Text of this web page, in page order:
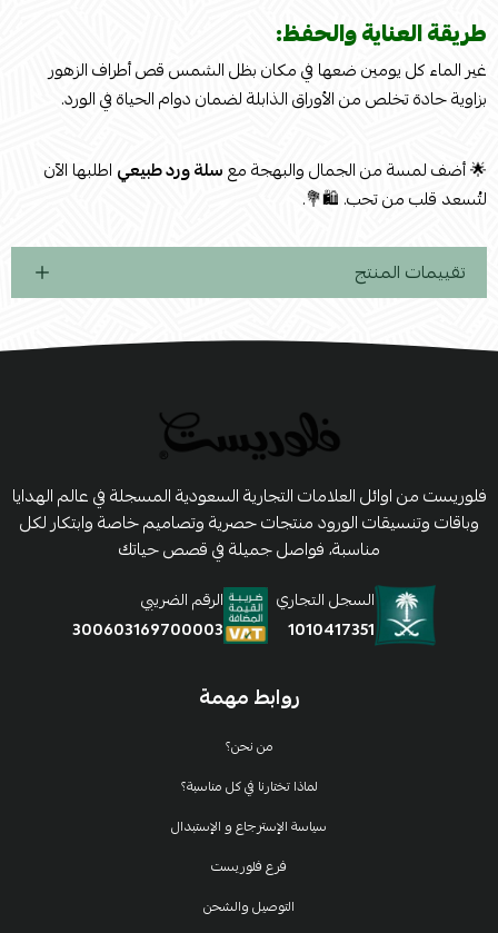
طريقة العناية والحفظ:
غير الماء كل يومين ضعها في مكان بظل الشمس قص أطراف الزهور
بزاوية حادة تخلص من الأوراق الذابلة لضمان دوام الحياة في الورد.
🌟 أضف لمسة من الجمال والبهجة معسلة ورد طبيعي اطلبها الآن
لتُسعد قلب من تحب. 🛍️💐.
تقييمات المنتج
روابط مهمة
من نحن؟
لماذا تختارنا في كل مناسبة؟
سياسة الإسترجاع و الإستبدال
فرع فلوريست
التوصيل والشحن
فلوريست من اوائل العلامات التجارية السعودية المسجلة في عالم الهدايا
وباقات وتنسيقات الورود منتجات حصرية وتصاميم خاصة وابتكار لكل
مناسبة، فواصل جميلة في قصص حياتك
السجل التجاري
1010417351
الرقم الضريبي
300603169700003